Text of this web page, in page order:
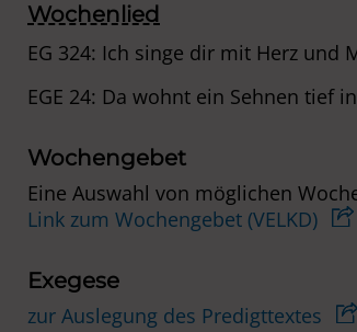
Wochenlied
EG 324: Ich singe dir mit Herz und
EGE 24: Da wohnt ein Sehnen tief
Wochengebet
Eine Auswahl von möglichen
Link zum Wochengebet (VELKD)
Exegese
zur Auslegung des Predigttextes